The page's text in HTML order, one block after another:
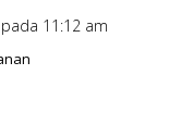
11:12 am